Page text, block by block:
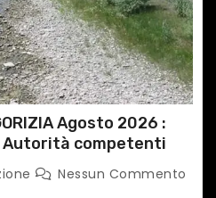
Agosto 2026 :
Autorità competenti
Nessun Commento